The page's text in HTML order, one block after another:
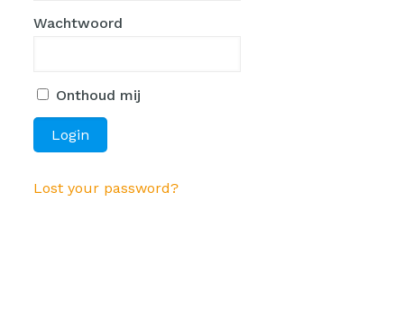
Wachtwoord
Onthoud mij
Lost your password?